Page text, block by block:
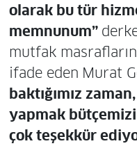
olarak bu tür
memnunum”
mutfak
ifade eden Murat
baktığımız
yapmak bütçemizi
çok teşekkür